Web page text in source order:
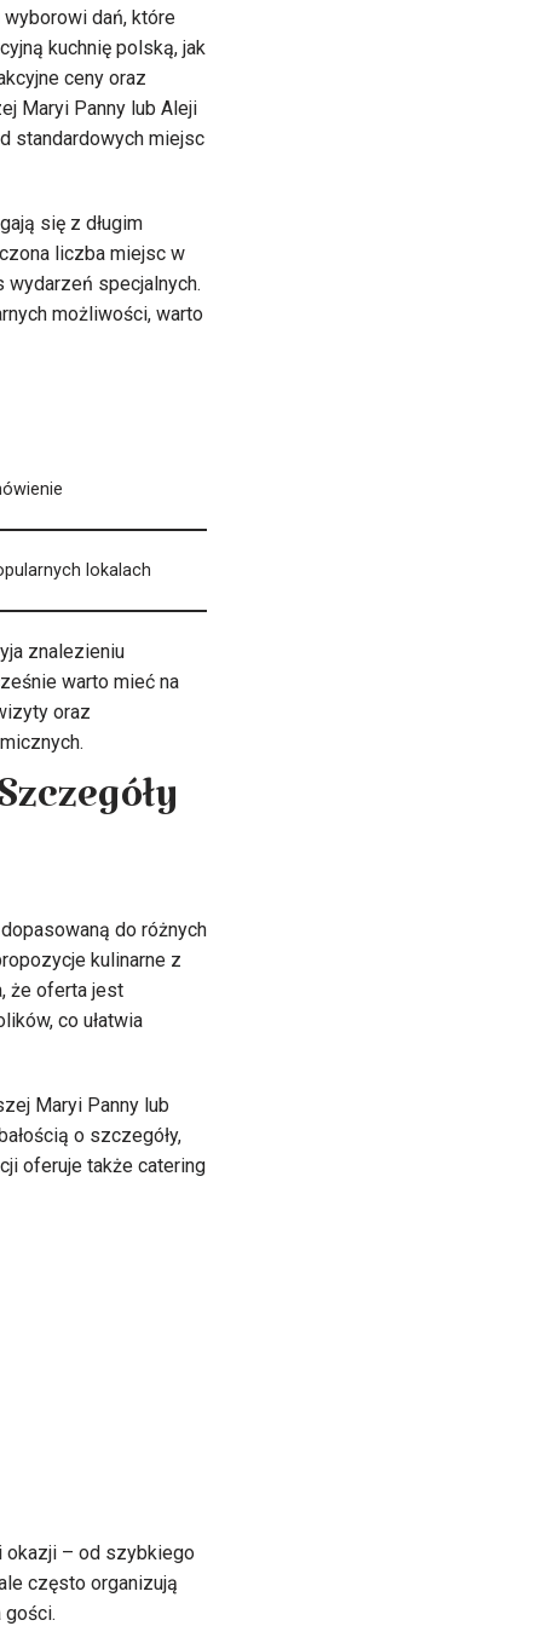
dań, które
kuchnię polską, jak
ceny oraz
Maryi Panny lub Aleji
standardowych miejsc
się z długim
liczba miejsc w
wydarzeń specjalnych.
możliwości, warto
lokalach
znalezieniu
warto mieć na
oraz
do różnych
kulinarne z
że oferta jest
co ułatwia
Maryi Panny lub
o szczegóły,
oferuje także catering
okazji – od szybkiego
często organizują